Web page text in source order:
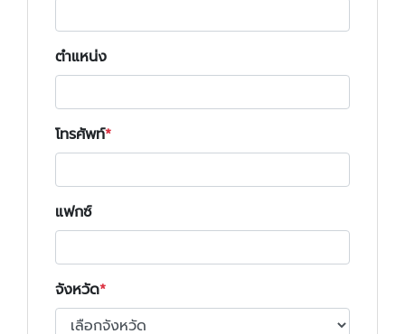
ตำแหน่ง
โทรศัพท์
แฟกซ์
จังหวัด